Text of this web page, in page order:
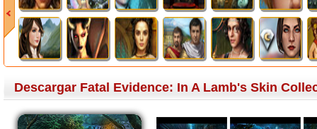
Descargar Fatal Evidence: In A Lamb's Skin